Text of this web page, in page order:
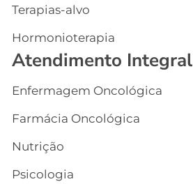
Terapias-alvo
Hormonioterapia
Atendimento Integral
Enfermagem Oncológica
Farmácia Oncológica
Nutrição
Psicologia